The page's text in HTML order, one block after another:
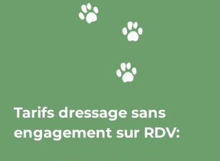
Tarifs dressage sans
engagement sur RDV: